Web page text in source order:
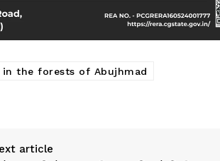
the forests of Abujhmad
article